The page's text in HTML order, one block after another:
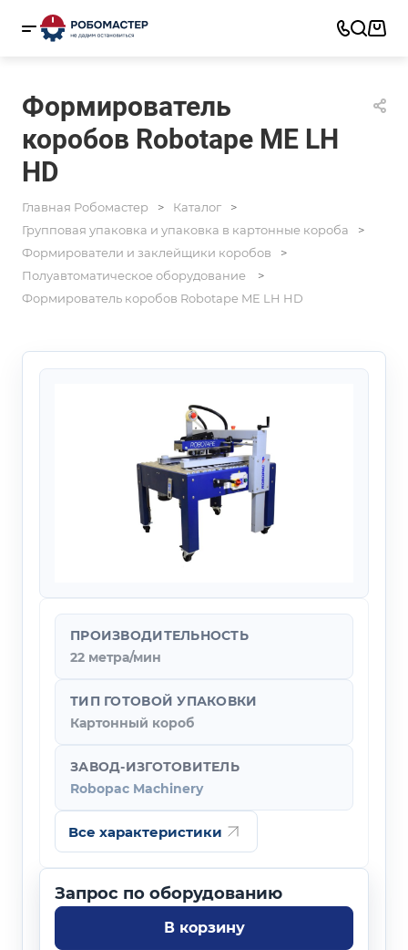
Формирователь
коробов Robotape ME LH
HD
Главная Робомастер
Каталог
Групповая упаковка и упаковка в картонные короба
Формирователи и заклейщики коробов
Полуавтоматическое оборудование
Формирователь коробов Robotape ME LH HD
ПРОИЗВОДИТЕЛЬНОСТЬ
22 метра/мин
ТИП ГОТОВОЙ УПАКОВКИ
Картонный короб
ЗАВОД-ИЗГОТОВИТЕЛЬ
Robopac Machinery
Все характеристики
В корзину